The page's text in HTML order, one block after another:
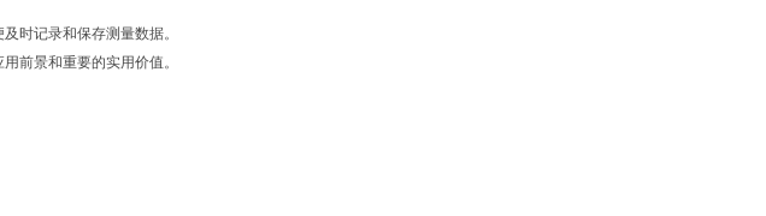
时记录和保存测量数据。
前景和重要的实用价值。